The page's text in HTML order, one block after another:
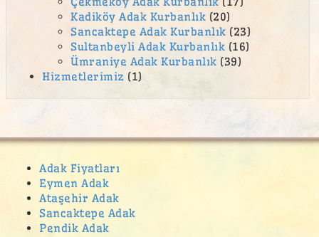
En Yakın akika adak
en yakın kurbanlık
En Yakın Kurbanlık Keçi
En Yakın kurbanlık kuzu
En Yakın ucuz kurbanlık
Esenkent Adak Kurban Satış Yeri
Esentepe Adak Kurban Satış Yeri
Kadiköy Adak Kurbanlık (20)
Sancaktepe Adak Kurbanlık (23)
Sultanbeyli Adak Kurbanlık (16)
Ümraniye Adak Kurbanlık (39)
Hizmetlerimiz (1)
Adak Fiyatları
Eymen Adak
Ataşehir Adak
Sancaktepe Adak
Pendik Adak